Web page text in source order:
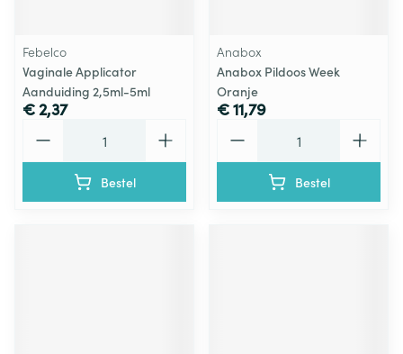
Febelco
Vaginale Applicator
Aanduiding 2,5ml-5ml
€ 2,37
Bestel
Anabox
Anabox Pildoos Week
Oranje
€ 11,79
Bestel